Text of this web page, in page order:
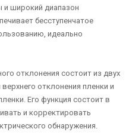
и широкий диапазон
бесступенчатое
идеально
отклонения состоит из двух
отклонения пленки и
Его функция состоит в
и корректировать
обнаружения.